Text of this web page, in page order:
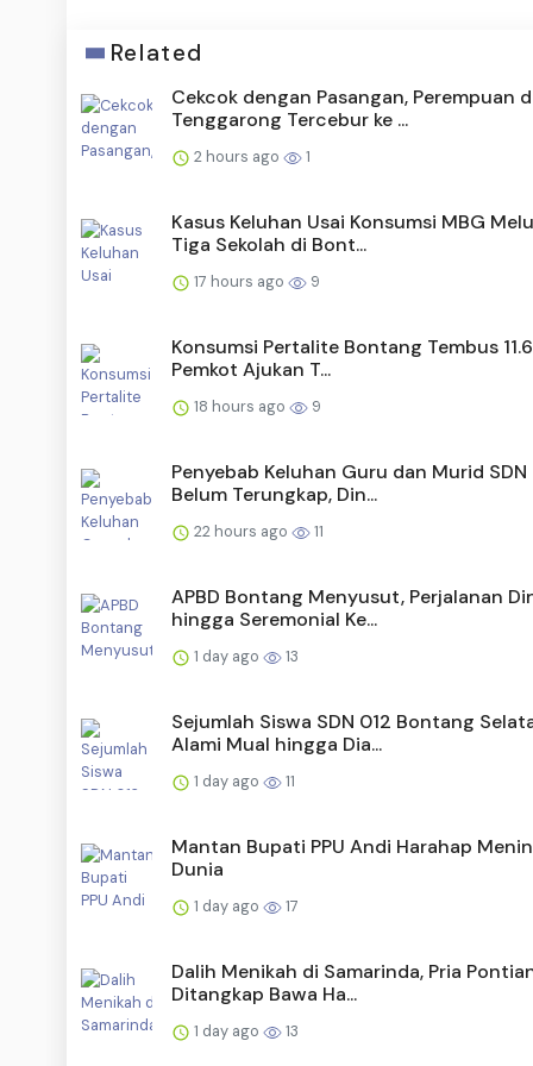
Related
Cekcok dengan Pasangan, Perempuan
Tenggarong Tercebur ke ...
2 hours ago 1
Kasus Keluhan Usai Konsumsi MBG
Tiga Sekolah di Bont...
17 hours ago 9
Konsumsi Pertalite Bontang Tembus
Pemkot Ajukan T...
18 hours ago 9
Penyebab Keluhan Guru dan Murid SDN
Belum Terungkap, Din...
22 hours ago 11
APBD Bontang Menyusut, Perjalanan
hingga Seremonial Ke...
1 day ago 13
Sejumlah Siswa SDN 012 Bontang
Alami Mual hingga Dia...
1 day ago 11
Mantan Bupati PPU Andi Harahap
Dunia
1 day ago 17
Dalih Menikah di Samarinda, Pria
Ditangkap Bawa Ha...
1 day ago 13